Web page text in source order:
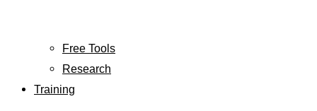
Free Tools
Research
Training